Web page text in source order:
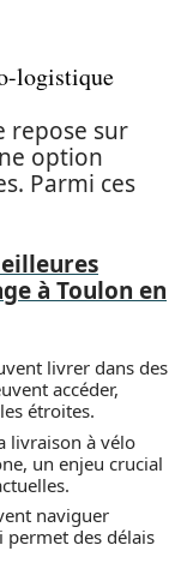
logistique
repose sur
option
Parmi ces
à Toulon en
livrer dans des
accéder,
étroites.
livraison à vélo
un enjeu crucial
naviguer
permet des délais